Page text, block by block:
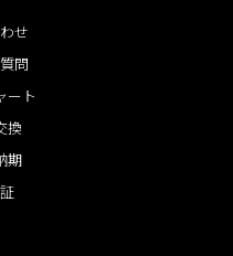
せ
問
ート
換
期